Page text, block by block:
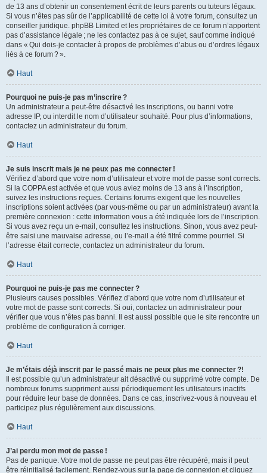
de 13 ans d’obtenir un consentement écrit de leurs parents ou tuteurs légaux.
Si vous n’êtes pas sûr de l’applicabilité de cette loi à votre forum, consultez un
conseiller juridique. phpBB Limited et les propriétaires de ce forum n’apportent
pas d’assistance légale ; ne les contactez pas à ce sujet, sauf comme indiqué
dans « Qui dois-je contacter à propos de problèmes d’abus ou d’ordres légaux
liés à ce forum ? ».
Haut
Pourquoi ne puis-je pas m’inscrire ?
Un administrateur a peut-être désactivé les inscriptions, ou banni votre
adresse IP, ou interdit le nom d’utilisateur souhaité. Pour plus d’informations,
contactez un administrateur du forum.
Haut
Je suis inscrit mais je ne peux pas me connecter !
Vérifiez d’abord que votre nom d’utilisateur et votre mot de passe sont corrects.
Si la COPPA est activée et que vous aviez moins de 13 ans à l’inscription,
suivez les instructions reçues. Certains forums exigent que les nouvelles
inscriptions soient activées (par vous-même ou par un administrateur) avant la
première connexion : cette information vous a été indiquée lors de l’inscription.
Si vous avez reçu un e-mail, consultez les instructions. Sinon, vous avez peut-
être saisi une mauvaise adresse, ou l’e-mail a été filtré comme pourriel. Si
l’adresse était correcte, contactez un administrateur du forum.
Haut
Pourquoi ne puis-je pas me connecter ?
Plusieurs causes possibles. Vérifiez d’abord que votre nom d’utilisateur et
votre mot de passe sont corrects. Si oui, contactez un administrateur pour
vérifier que vous n’êtes pas banni. Il est aussi possible que le site rencontre un
problème de configuration à corriger.
Haut
Je m’étais déjà inscrit par le passé mais ne peux plus me connecter ?!
Il est possible qu’un administrateur ait désactivé ou supprimé votre compte. De
nombreux forums suppriment aussi périodiquement les utilisateurs inactifs
pour réduire leur base de données. Dans ce cas, inscrivez-vous à nouveau et
participez plus régulièrement aux discussions.
Haut
J’ai perdu mon mot de passe !
Pas de panique. Votre mot de passe ne peut pas être récupéré, mais il peut
être réinitialisé facilement. Rendez-vous sur la page de connexion et cliquez